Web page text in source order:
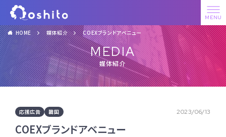
HOME 媒体紹介 COEXブランドアベニュー
MEDIA
媒体紹介
応援広告 韓国 2023/06/13
COEXブランドアベニュー